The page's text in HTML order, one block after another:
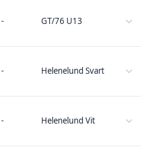
- GT/76 U13
- Helenelund Svart
- Helenelund Vit